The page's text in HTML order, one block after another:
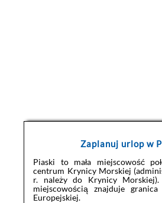
Zaplanuj urlop w
Piaski to mała miejscowość
centrum Krynicy Morskiej
r. należy do Krynicy
miejscowością znajduje
Europejskiej.